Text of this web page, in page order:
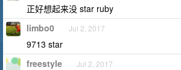
正好想起来没 star ruby
limbo0 Jul 2, 2017
9713 star
freestyle Jul 2, 2017